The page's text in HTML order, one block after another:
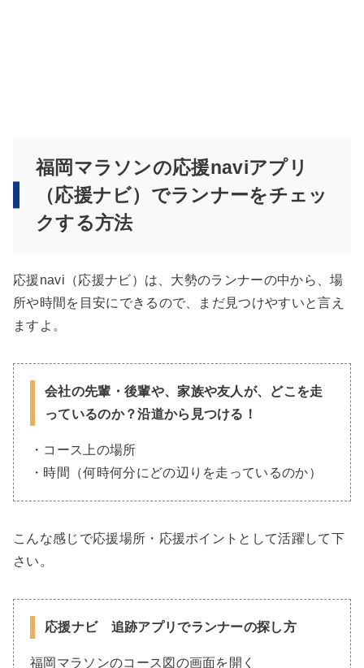
福岡マラソンの応援naviアプリ
（応援ナビ）でランナーをチェッ
クする方法
応援navi（応援ナビ）は、大勢のランナーの中から、場
所や時間を目安にできるので、まだ見つけやすいと言え
ますよ。
会社の先輩・後輩や、家族や友人が、どこを走
っているのか？沿道から見つける！
・コース上の場所
・時間（何時何分にどの辺りを走っているのか）
こんな感じで応援場所・応援ポイントとして活躍して下
さい。
応援ナビ 追跡アプリでランナーの探し方
福岡マラソンのコース図の画面を開く